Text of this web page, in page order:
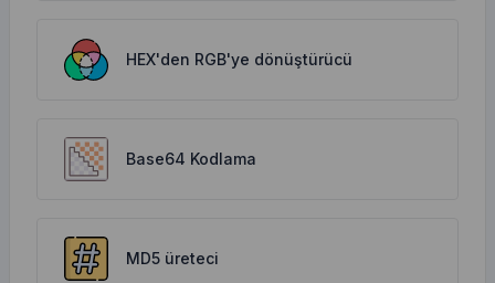
HEX'den RGB'ye dönüştürücü
Base64 Kodlama
MD5 üreteci